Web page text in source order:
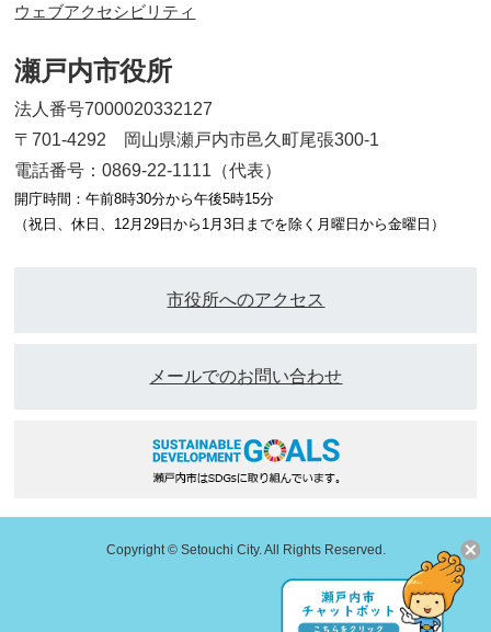
ウェブアクセシビリティ
瀬戸内市役所
法人番号7000020332127
〒701-4292 岡山県瀬戸内市邑久町尾張300-1
電話番号：0869-22-1111（代表）
開庁時間：午前8時30分から午後5時15分
（祝日、休日、12月29日から1月3日までを除く月曜日から金曜日）
市役所へのアクセス
メールでのお問い合わせ
Copyright © Setouchi City. All Rights Reserved.